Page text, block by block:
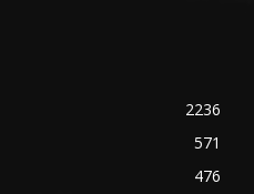
2236
571
476